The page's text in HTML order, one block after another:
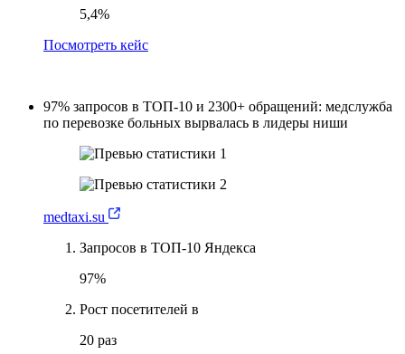
5,4%
Посмотреть кейс
97% запросов в ТОП-10 и 2300+ обращений: медслужба
по перевозке больных вырвалась в лидеры ниши
medtaxi.su
Запросов в ТОП-10 Яндекса
97%
Рост посетителей в
20 раз